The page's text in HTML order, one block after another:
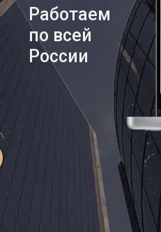
Работаем
по всей
России